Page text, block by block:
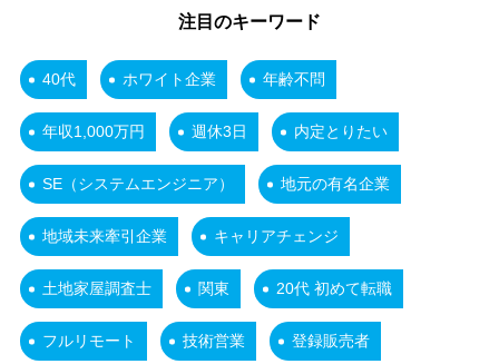
注目のキーワード
40代 ホワイト企業 年齢不問
年収1,000万円 週休3日 内定とりたい
SE（システムエンジニア） 地元の有名企業
地域未来牽引企業 キャリアチェンジ
土地家屋調査士 関東 20代 初めて転職
フルリモート 技術営業 登録販売者